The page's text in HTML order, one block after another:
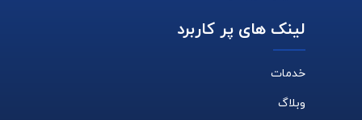
لینک های پر کاربرد
خدمات
وبلاگ